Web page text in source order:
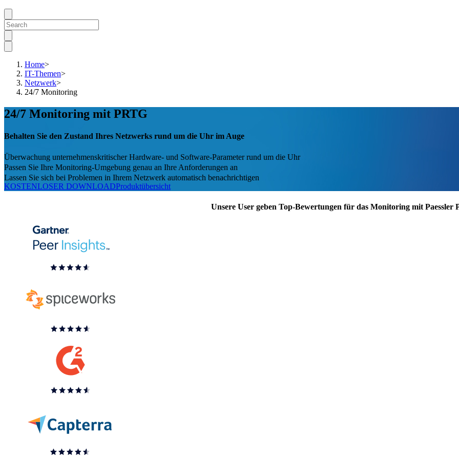
Home>
IT-Themen>
Netzwerk>
24/7 Monitoring
24/7 Monitoring mit PRTG
Behalten Sie den Zustand Ihres Netzwerks rund um die Uhr im Auge
Überwachung unternehmenskritischer Hardware- und Software-Parameter rund um die Uhr
Passen Sie Ihre Monitoring-Umgebung genau an Ihre Anforderungen an
Lassen Sie sich bei Problemen in Ihrem Netzwerk automatisch benachrichtigen
KOSTENLOSER DOWNLOADProduktübersicht
Unsere User geben Top-Bewertungen für das Monitoring mit Paessler